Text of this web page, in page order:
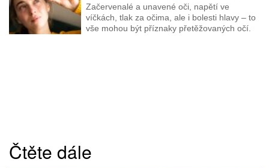
Začervenalé a unavené oči, napětí ve
víčkách, tlak za očima, ale i bolesti hlavy – to
vše mohou být příznaky přetěžovaných očí.
Čtěte dále